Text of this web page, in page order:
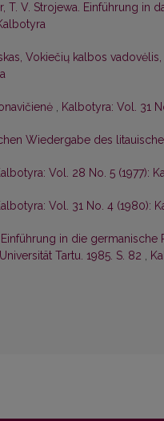
T. V. Strojewa. Einführung
Vokiečių kalbos
, Kalbotyra: Vol. 31
Wiedergabe des
Vol. 28 No. 5 (1977):
Vol. 31 No. 4 (1980):
Einführung in die
Tartu. 1985. S. 82 ,